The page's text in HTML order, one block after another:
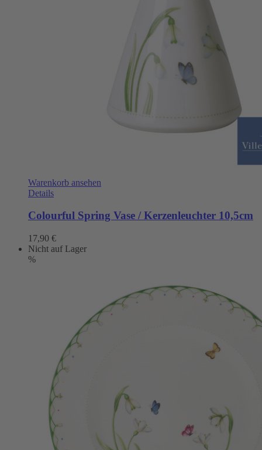
Warenkorb ansehen
Details
Colourful Spring Vase / Kerzenleuchter 10,5cm
17,90 €
Nicht auf Lager
%